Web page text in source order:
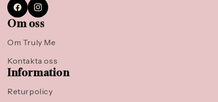
FacebookInstagram
Om oss
Om Truly Me
Kontakta oss
Information
Returpolicy